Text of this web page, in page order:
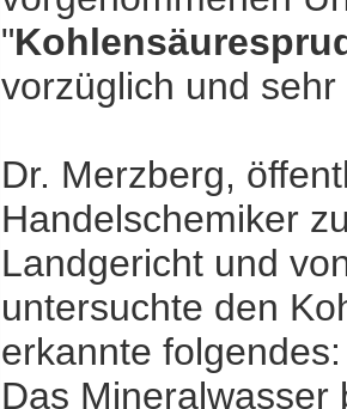
"
vorzüglich und
Dr. Merzberg,
Handelschemiker
Landgericht und
untersuchte den
erkannte folgendes:
Das Mineralwasser